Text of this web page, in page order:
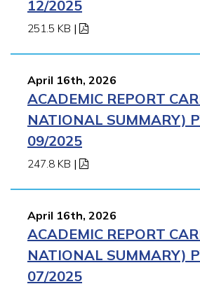
12/2025
251.5 KB |
April 16th, 2026
ACADEMIC REPORT
NATIONAL SUMMARY)
09/2025
247.8 KB |
April 16th, 2026
ACADEMIC REPORT
NATIONAL SUMMARY)
07/2025